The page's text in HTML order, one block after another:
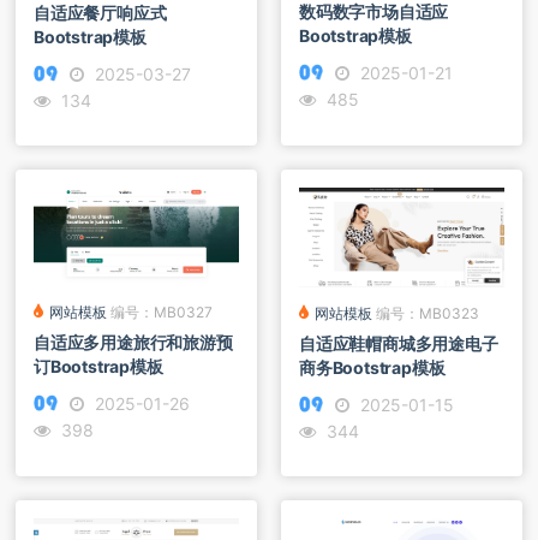
自适应餐厅响应式
Bootstrap模板
2025-03-27
134
数码数字市场自适应
Bootstrap模板
2025-01-21
485
网站模板 编号：MB0327
自适应多用途旅行和旅游预
订Bootstrap模板
2025-01-26
398
网站模板 编号：MB0323
自适应鞋帽商城多用途电子
商务Bootstrap模板
2025-01-15
344